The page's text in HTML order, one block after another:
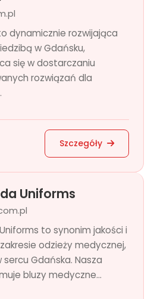
dynamicznie rozwijająca
w Gdańsku,
się w dostarczaniu
rozwiązań dla
Szczegóły
Uniforms
to synonim jakości i
odzieży medycznej,
sercu Gdańska. Nasza
bluzy medyczne...